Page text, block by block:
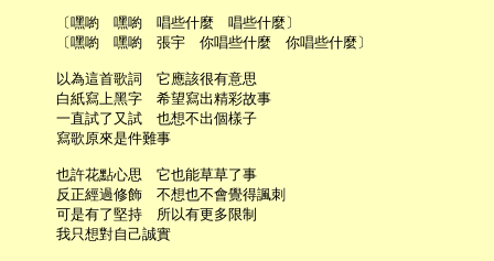
     〔嘿喲　嘿喲　唱些什麼　唱些什麼〕
     〔嘿喲　嘿喲　張宇　你唱些什麼　你唱些什麼〕
     以為這首歌詞　它應該很有意思
     白紙寫上黑字　希望寫出精彩故事
     一直試了又試　也想不出個樣子
     寫歌原來是件難事
     也許花點心思　它也能草草了事
     反正經過修飾　不想也不會覺得諷刺
     可是有了堅持　所以有更多限制
     我只想對自己誠實